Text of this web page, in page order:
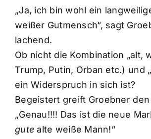
„Ja, ich bin wohl ein
weißer Gutmensch“, sagt
lachend.
Ob nicht die Kombination „alt,
Trump, Putin, Orban etc.) und
ein Widerspruch in sich ist?
Begeistert greift Groebner
„Genau!!!! Das ist die neue
gute alte weiße Mann!“